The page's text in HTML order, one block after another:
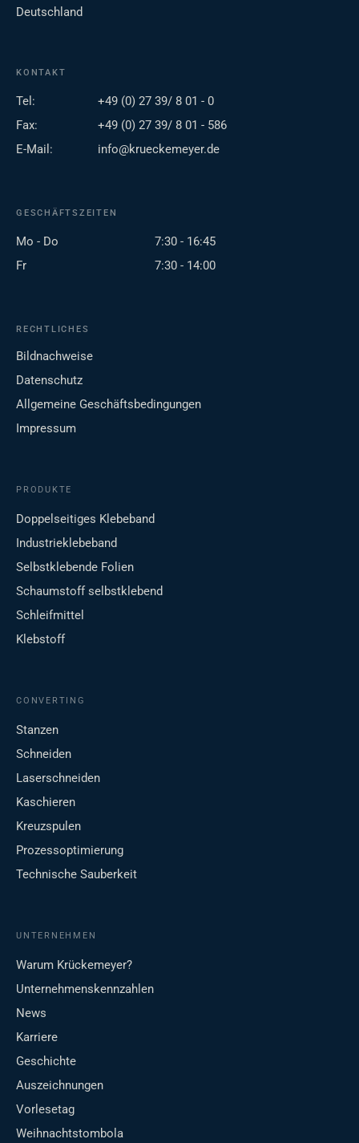
Deutschland
KONTAKT
Tel:
+49 (0) 27 39/ 8 01 - 0
Fax:
+49 (0) 27 39/ 8 01 - 586
E-Mail:
info@krueckemeyer.de
GESCHÄFTSZEITEN
Mo - Do
7:30 - 16:45
Fr
7:30 - 14:00
RECHTLICHES
Bildnachweise
Datenschutz
Allgemeine Geschäftsbedingungen
Impressum
PRODUKTE
Doppelseitiges Klebeband
Industrieklebeband
Selbstklebende Folien
Schaumstoff selbstklebend
Schleifmittel
Klebstoff
CONVERTING
Stanzen
Schneiden
Laserschneiden
Kaschieren
Kreuzspulen
Prozessoptimierung
Technische Sauberkeit
UNTERNEHMEN
Warum Krückemeyer?
Unternehmenskennzahlen
News
Karriere
Geschichte
Auszeichnungen
Vorlesetag
Weihnachtstombola